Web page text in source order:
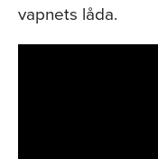
vapnets låda.